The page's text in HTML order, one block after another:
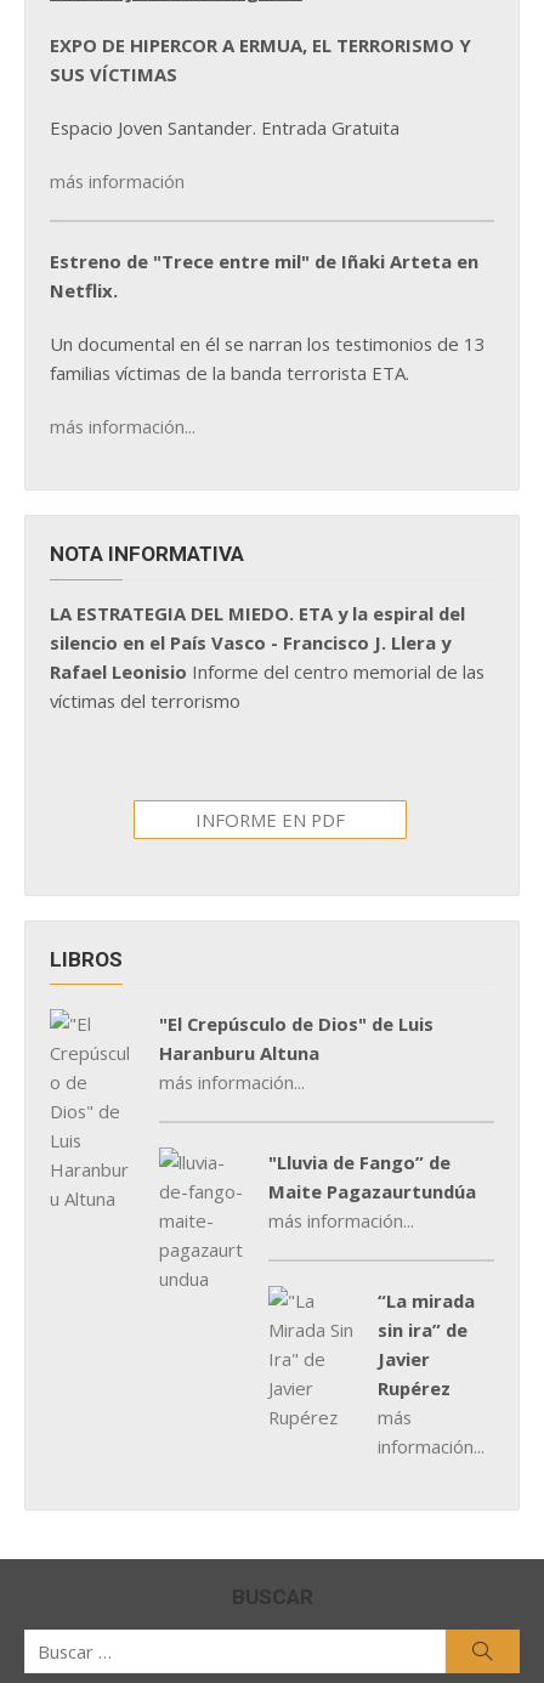
EXPO DE HIPERCOR A ERMUA, EL TERRORISMO Y
SUS VÍCTIMAS
Espacio Joven Santander. Entrada Gratuita
más información
Estreno de "Trece entre mil" de Iñaki Arteta en
Netflix.
Un documental en él se narran los testimonios de 13
familias víctimas de la banda terrorista ETA.
más información...
NOTA INFORMATIVA
LA ESTRATEGIA DEL MIEDO. ETA y la espiral del
silencio en el País Vasco - Francisco J. Llera y
Rafael Leonisio Informe del centro memorial de las
víctimas del terrorismo
INFORME EN PDF
LIBROS
"El Crepúsculo de Dios" de Luis
Haranburu Altuna
más información...
"Lluvia de Fango” de
Maite Pagazaurtundúa
más información...
“La mirada
sin ira” de
Javier
Rupérez
más
información...
BUSCAR